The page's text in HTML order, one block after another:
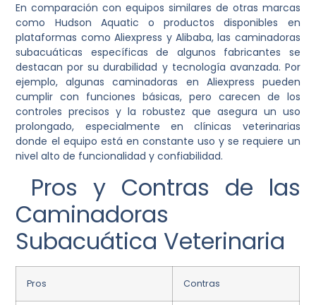
En comparación con equipos similares de otras marcas
como Hudson Aquatic o productos disponibles en
plataformas como Aliexpress y Alibaba, las caminadoras
subacuáticas específicas de algunos fabricantes se
destacan por su durabilidad y tecnología avanzada. Por
ejemplo, algunas caminadoras en Aliexpress pueden
cumplir con funciones básicas, pero carecen de los
controles precisos y la robustez que asegura un uso
prolongado, especialmente en clínicas veterinarias
donde el equipo está en constante uso y se requiere un
nivel alto de funcionalidad y confiabilidad.
Pros y Contras de las
Caminadoras
Subacuática Veterinaria
Pros Contras